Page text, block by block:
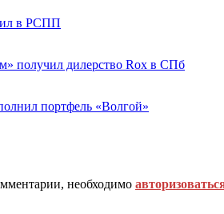
в РСПП
получил дилерство Rox в СПб
портфель «Волгой»
необходимо